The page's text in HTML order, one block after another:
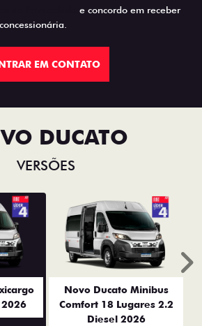
e concordo em receber
EM CONTATO
DUCATO
VERSÕES
2026
Novo Ducato Minibus
Comfort 18 Lugares 2.2
Diesel 2026